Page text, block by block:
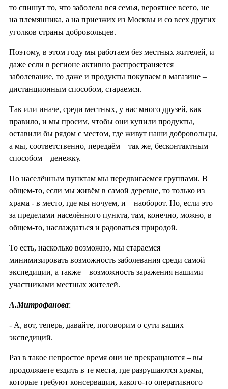
то спишут то, что заболела вся семья, вероятнее всего, не
на племянника, а на приезжих из Москвы и со всех других
уголков страны добровольцев.
Поэтому, в этом году мы работаем без местных жителей, и
даже если в регионе активно распространяется
заболевание, то даже и продукты покупаем в магазине –
дистанционным способом, стараемся.
Так или иначе, среди местных, у нас много друзей, как
правило, и мы просим, чтобы они купили продукты,
оставили бы рядом с местом, где живут наши добровольцы,
а мы, соответственно, передаём – так же, бесконтактным
способом – денежку.
По населённым пунктам мы передвигаемся группами. В
общем-то, если мы живём в самой деревне, то только из
храма - в место, где мы ночуем, и – наоборот. Но, если это
за пределами населённого пункта, там, конечно, можно, в
общем-то, наслаждаться и радоваться природой.
То есть, насколько возможно, мы стараемся
минимизировать возможность заболевания среди самой
экспедиции, а также – возможность заражения нашими
участниками местных жителей.
А.Митрофанова:
- А, вот, теперь, давайте, поговорим о сути ваших
экспедиций.
Раз в такое непростое время они не прекращаются – вы
продолжаете ездить в те места, где разрушаются храмы,
которые требуют консервации, какого-то оперативного